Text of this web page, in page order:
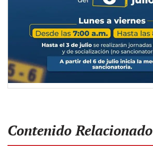
Contenido Relacionado